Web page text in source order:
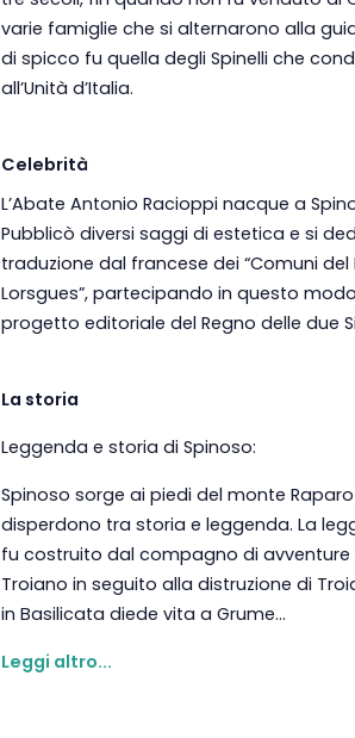
varie famiglie che si alternarono alla
di spicco fu quella degli Spinelli che
all’Unità d’Italia.
Celebrità
L’Abate Antonio Racioppi nacque a
Pubblicò diversi saggi di estetica e si
traduzione dal francese dei “Comuni del
Lorsgues”, partecipando in questo
progetto editoriale del Regno delle due
La storia
Leggenda e storia di Spinoso:
Spinoso sorge ai piedi del monte
disperdono tra storia e leggenda. La
fu costruito dal compagno di avventure di
Troiano in seguito alla distruzione di
in Basilicata diede vita a Grume...
Leggi altro...